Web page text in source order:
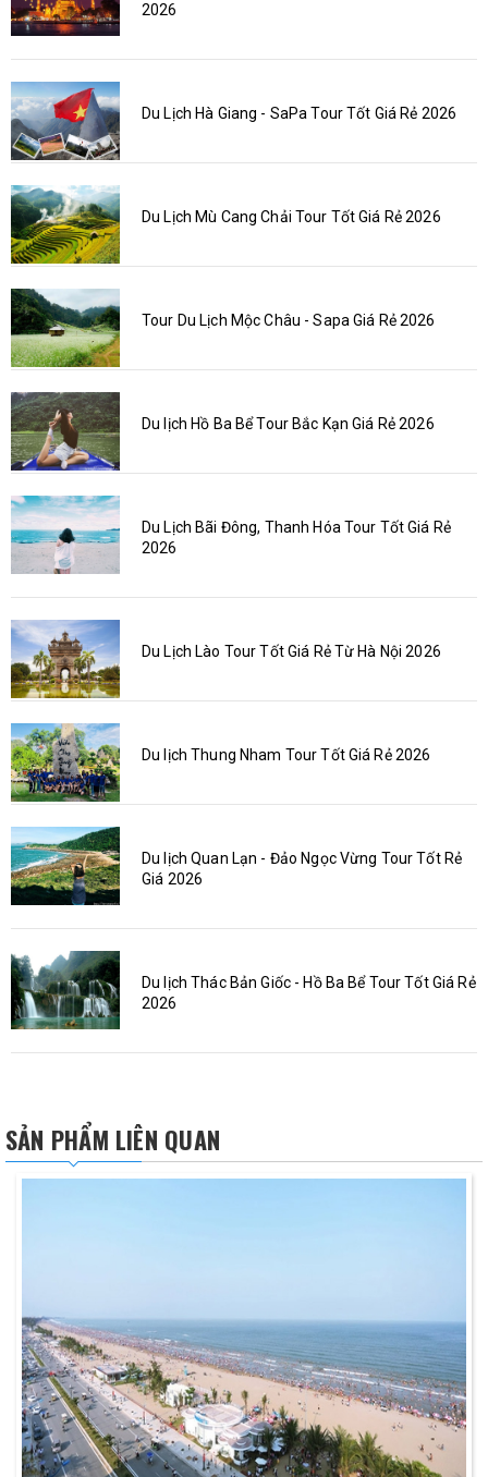
2026
Du Lịch Hà Giang - SaPa Tour Tốt Giá Rẻ 2026
Du Lịch Mù Cang Chải Tour Tốt Giá Rẻ 2026
Tour Du Lịch Mộc Châu - Sapa Giá Rẻ 2026
Du lịch Hồ Ba Bể Tour Bắc Kạn Giá Rẻ 2026
Du Lịch Bãi Đông, Thanh Hóa Tour Tốt Giá Rẻ
2026
Du Lịch Lào Tour Tốt Giá Rẻ Từ Hà Nội 2026
Du lịch Thung Nham Tour Tốt Giá Rẻ 2026
Du lịch Quan Lạn - Đảo Ngọc Vừng Tour Tốt Rẻ
Giá 2026
Du lịch Thác Bản Giốc - Hồ Ba Bể Tour Tốt Giá Rẻ
2026
SẢN PHẨM LIÊN QUAN